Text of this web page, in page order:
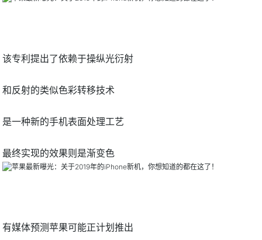
该专利提出了依赖于操纵光衍射
和反射的类似色彩转移技术
是一种新的手机表面处理工艺
最终实现的效果则是渐变色
有媒体预测苹果可能正计划推出